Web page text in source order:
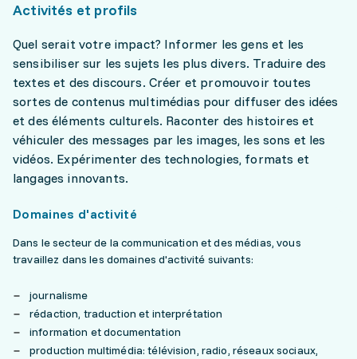
Activités et profils
Quel serait votre impact? Informer les gens et les
sensibiliser sur les sujets les plus divers. Traduire des
textes et des discours. Créer et promouvoir toutes
sortes de contenus multimédias pour diffuser des idées
et des éléments culturels. Raconter des histoires et
véhiculer des messages par les images, les sons et les
vidéos. Expérimenter des technologies, formats et
langages innovants.
Domaines d'activité
Dans le secteur de la communication et des médias, vous
travaillez dans les domaines d'activité suivants:
journalisme
rédaction, traduction et interprétation
information et documentation
production multimédia: télévision, radio, réseaux sociaux,